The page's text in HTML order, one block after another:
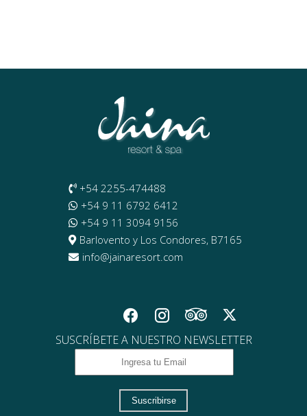
+54 2255-474488
+54 9 11 6792 6412
+54 9 11 3094 9156
Barlovento y Los Condores, B7165
info@jainaresort.com
SUSCRÍBETE A NUESTRO NEWSLETTER
Suscribirse